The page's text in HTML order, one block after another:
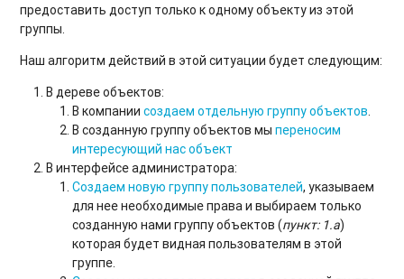
предоставить доступ только к одному объекту из этой
группы.
Наш алгоритм действий в этой ситуации будет следующим:
В дереве объектов:
В компаниисоздаем отдельную группу объектов.
В созданную группу объектов мыпереносим
интересующий нас объект
В интерфейсе администратора:
Создаем новую группу пользователей, указываем
для нее необходимые права и выбираем только
созданную нами группу объектов (пункт: 1.а)
которая будет видная пользователям в этой
группе.